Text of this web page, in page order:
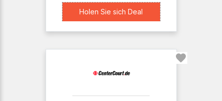
Holen Sie sich Deal
Holen Sie sich Deal